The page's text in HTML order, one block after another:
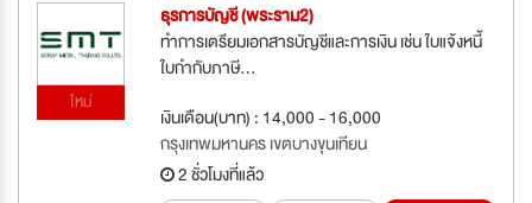
ใหม่
ธุรการบัญชี (พระราม2)
ทำการเตรียมเอกสารบัญชีและการเงิน เช่น ใบแจ้งหนี้
ใบกำกับภาษี...
เงินเดือน(บาท) : 14,000 - 16,000
กรุงเทพมหานคร เขตบางขุนเทียน
2 ชั่วโมงที่แล้ว